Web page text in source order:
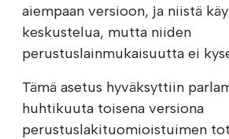
aiempaan versioon, ja niistä
keskustelua, mutta niiden
perustuslainmukaisuutta ei
Tämä asetus hyväksyttiin
huhtikuuta toisena versiona
perustuslakituomioistuimen